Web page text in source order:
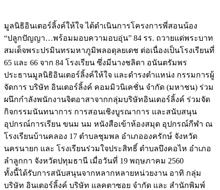
มูลนิธิอินเตอร์ลิ้งค์ให้ใจ ได้ดำเนินการโครงการพี่สอนน้อง
“ปลูกปัญญา…พร้อมมอบความอบอุ่น” 84 รร. ถวายแด่พระบาท
สมเด็จพระปรมินทรมหาภูมิพลอดุลยเดช ต่อเนื่องเป็นโรงเรียนที่
65 และ 66 จาก 84 โรงเรียน ซึ่งมีนางชลิดา อนันตรัมพร
ประธานมูลนิธิอินเตอร์ลิ้งค์ให้ใจ และดำรงตำแหน่ง กรรมการผู้
จัดการ บริษัท อินเตอร์ลิ้งค์ คอมมิวนิเคชั่น จำกัด (มหาชน) ร่วม
ผนึกกำลังพนักงานจิตอาสาจากกลุ่มบริษัทอินเตอร์ลิ้งค์ ร่วมจัด
กิจกรรมนันทนาการ การสอนเชิงบูรณาการ และสนับสนุน
อุปกรณ์การเรียน ขนม นม หนังสือเข้าห้องสมุด อุปกรณ์กีฬา ณ
โรงเรียนบ้านคลอง 17 ตำบลชุมพล อำเภอองครักษ์ จังหวัด
นครนายก และ โรงเรียนร่วมใจประสิทธิ์ ตำบลบึงคอไห อำเภอ
ลำลูกกา จังหวัดปทุมธานี เมื่อวันที่ 19 พฤษภาคม 2560
ทั้งนี้ได้รับการสนับสนุนจากหลากหลายหน่วยงาน อาทิ กลุ่ม
บริษัท อินเตอร์ลิ้งค์ บริษัท แลคตาซอย จำกัด และ สำนักพิมพ์